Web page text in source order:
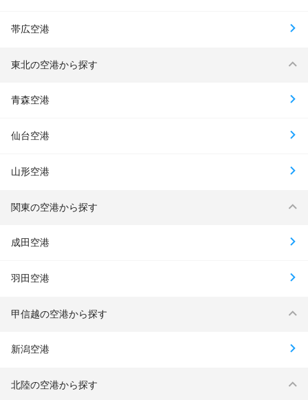
帯広空港
東北の空港から探す
青森空港
仙台空港
山形空港
関東の空港から探す
成田空港
羽田空港
甲信越の空港から探す
新潟空港
北陸の空港から探す